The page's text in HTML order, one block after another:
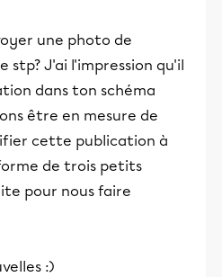
une photo de
stp? J'ai l'impression qu'il
dans ton schéma
être en mesure de
cette publication à
de trois petits
pour nous faire
:)